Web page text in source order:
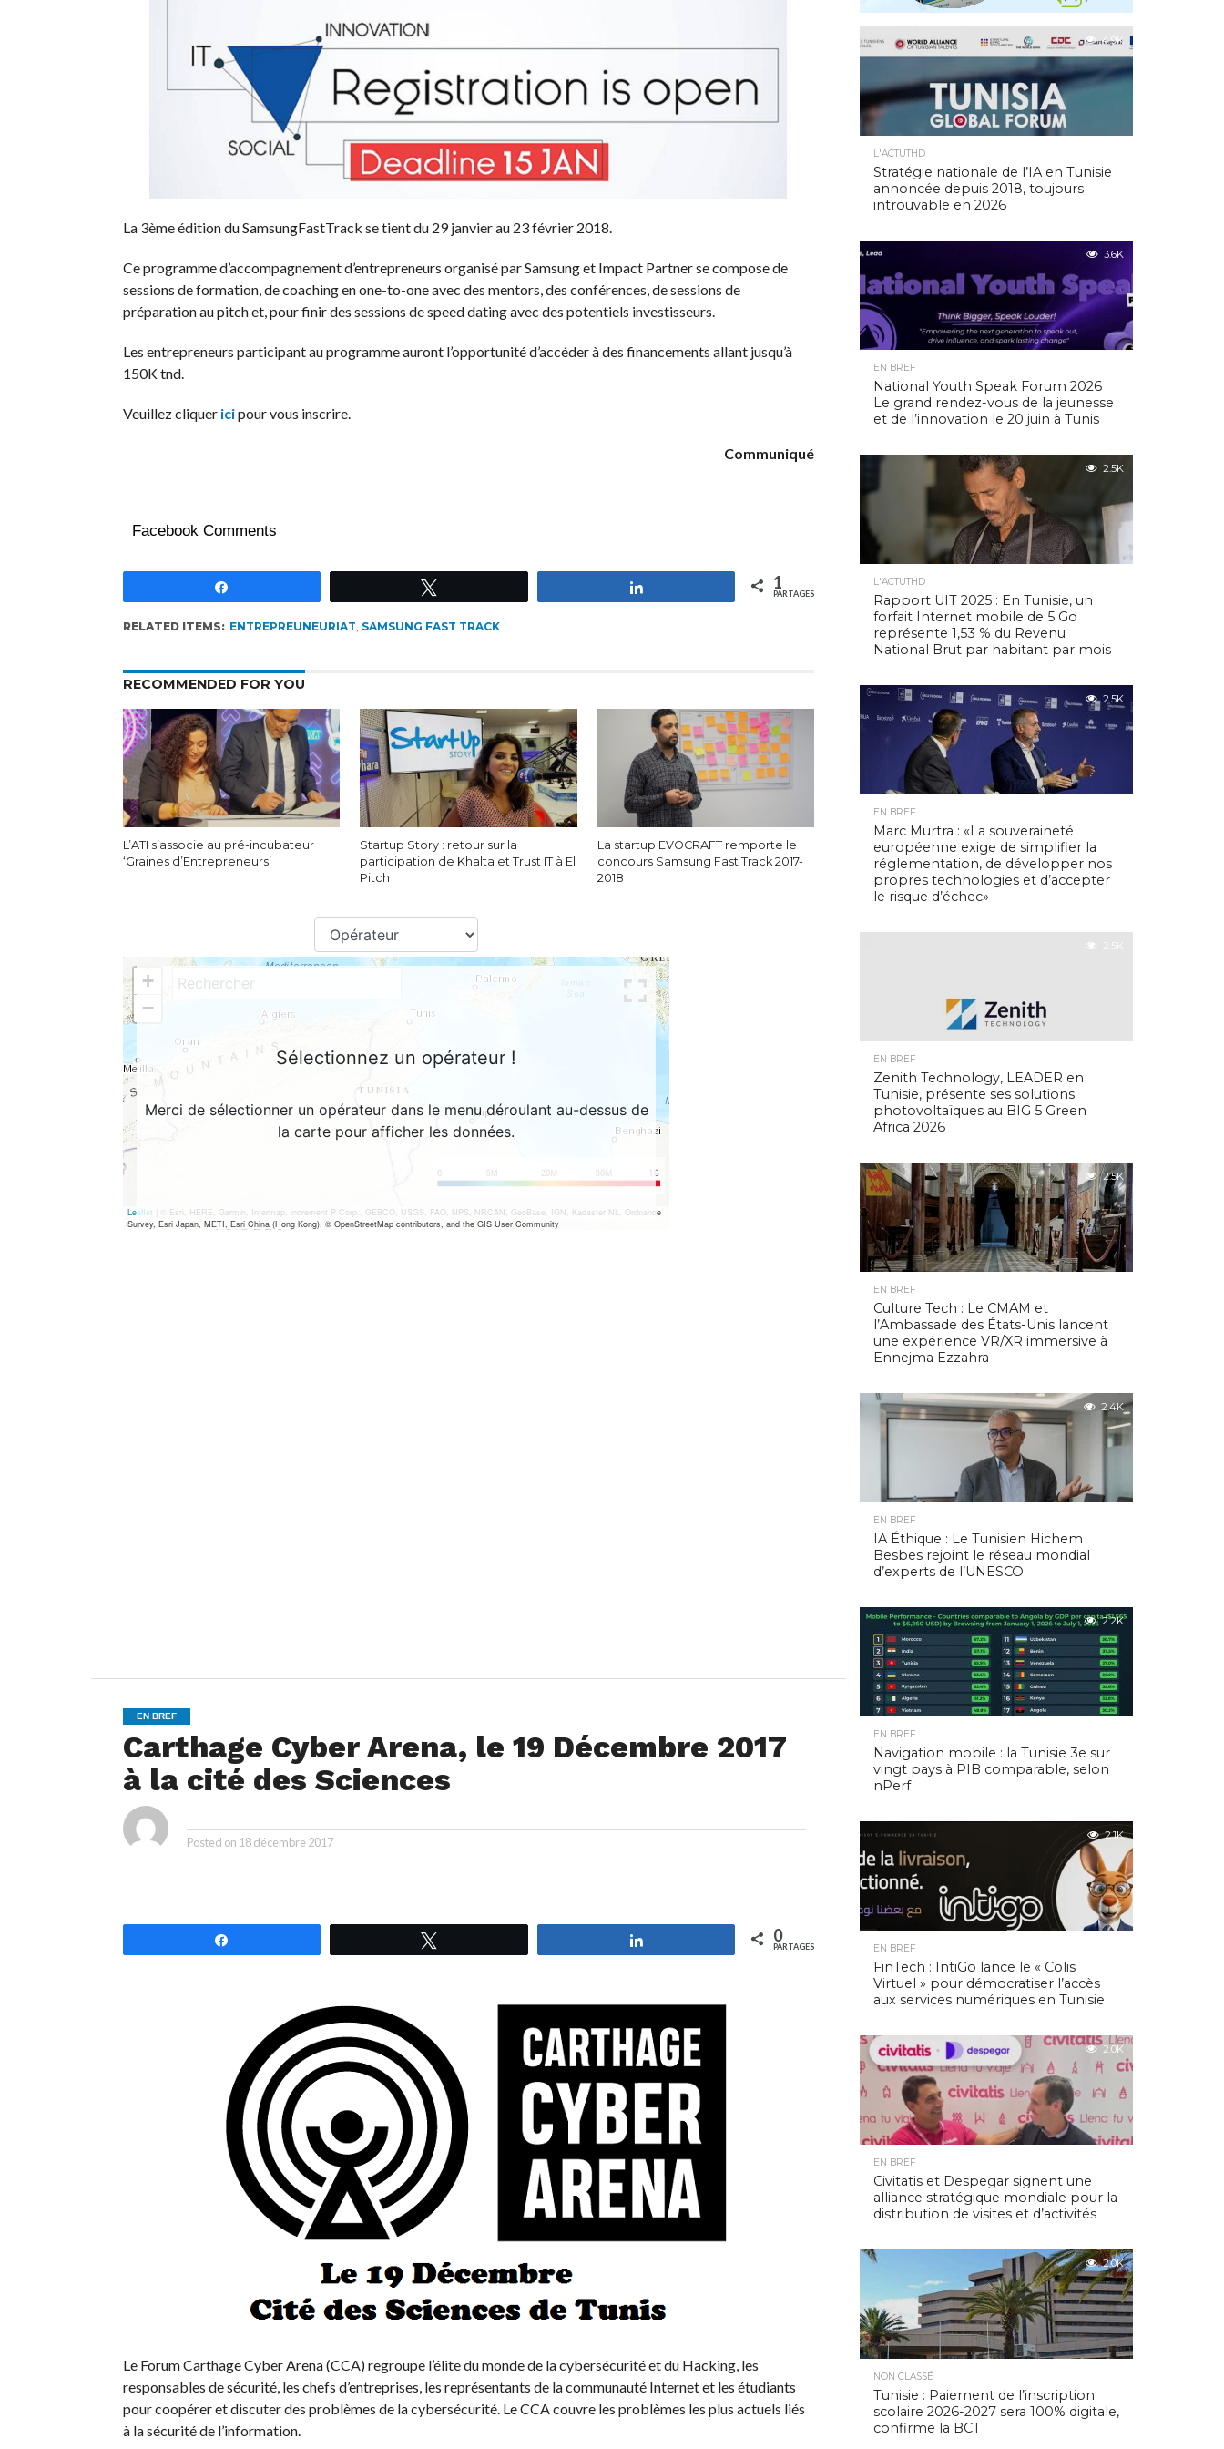
La 3ème édition du SamsungFastTrack se tient du 29 janvier au 23 février 2018.
Ce programme d’accompagnement d’entrepreneurs organisé par Samsung et Impact Partner se compose de
sessions de formation, de coaching en one-to-one avec des mentors, des conférences, de sessions de
préparation au pitch et, pour finir des sessions de speed dating avec des potentiels investisseurs.
Les entrepreneurs participant au programme auront l’opportunité d’accéder à des financements allant jusqu’à
150K tnd.
Veuillez cliquer icipour vous inscrire.
Communiqué
Facebook Comments
1
PARTAGES
RELATED ITEMS: ENTREPREUNEURIAT, SAMSUNG FAST TRACK
RECOMMENDED FOR YOU
L’ATI s’associe au pré-incubateur
‘Graines d’Entrepreneurs’
Startup Story : retour sur la
participation de Khalta et Trust IT à El
Pitch
La startup EVOCRAFT remporte le
concours Samsung Fast Track 2017-
2018
EN BREF
Carthage Cyber Arena, le 19 Décembre 2017
à la cité des Sciences
Posted on 18 décembre 2017
0
PARTAGES
Le Forum Carthage Cyber Arena (CCA) regroupe l’élite du monde de la cybersécurité et du Hacking, les
responsables de sécurité, les chefs d’entreprises, les représentants de la communauté Internet et les étudiants
pour coopérer et discuter des problèmes de la cybersécurité. Le CCA couvre les problèmes les plus actuels liés
à la sécurité de l’information.
4.9K
L'ACTUTHD
Stratégie nationale de l’IA en Tunisie :
annoncée depuis 2018, toujours
introuvable en 2026
3.6K
EN BREF
National Youth Speak Forum 2026 :
Le grand rendez-vous de la jeunesse
et de l’innovation le 20 juin à Tunis
2.5K
L'ACTUTHD
Rapport UIT 2025 : En Tunisie, un
forfait Internet mobile de 5 Go
représente 1,53 % du Revenu
National Brut par habitant par mois
2.5K
EN BREF
Marc Murtra : «La souveraineté
européenne exige de simplifier la
réglementation, de développer nos
propres technologies et d’accepter
le risque d’échec»
2.5K
EN BREF
Zenith Technology, LEADER en
Tunisie, présente ses solutions
photovoltaïques au BIG 5 Green
Africa 2026
2.5K
EN BREF
Culture Tech : Le CMAM et
l’Ambassade des États-Unis lancent
une expérience VR/XR immersive à
Ennejma Ezzahra
2.4K
EN BREF
IA Éthique : Le Tunisien Hichem
Besbes rejoint le réseau mondial
d’experts de l’UNESCO
2.2K
EN BREF
Navigation mobile : la Tunisie 3e sur
vingt pays à PIB comparable, selon
nPerf
2.1K
EN BREF
FinTech : IntiGo lance le « Colis
Virtuel » pour démocratiser l’accès
aux services numériques en Tunisie
2.0K
EN BREF
Civitatis et Despegar signent une
alliance stratégique mondiale pour la
distribution de visites et d’activités
2.0K
NON CLASSÉ
Tunisie : Paiement de l’inscription
scolaire 2026-2027 sera 100% digitale,
confirme la BCT